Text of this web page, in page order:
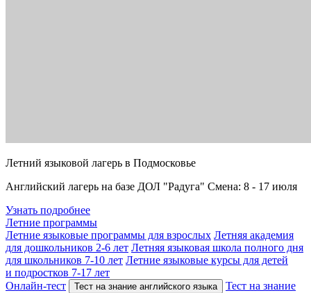
Летний языковой лагерь в Подмосковье
Английский лагерь на базе ДОЛ "Радуга" Смена: 8 - 17 июля
Узнать подробнее
Летние программы
Летние языковые программы для взрослых Летняя академия
для дошкольников 2-6 лет Летняя языковая школа полного дня
для школьников 7-10 лет Летние языковые курсы для детей
и подростков 7-17 лет
Онлайн-тест
Тест на знание английского языка
Тест на знание